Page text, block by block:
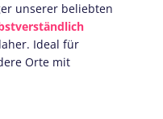
unserer beliebten
Ideal für
Orte mit